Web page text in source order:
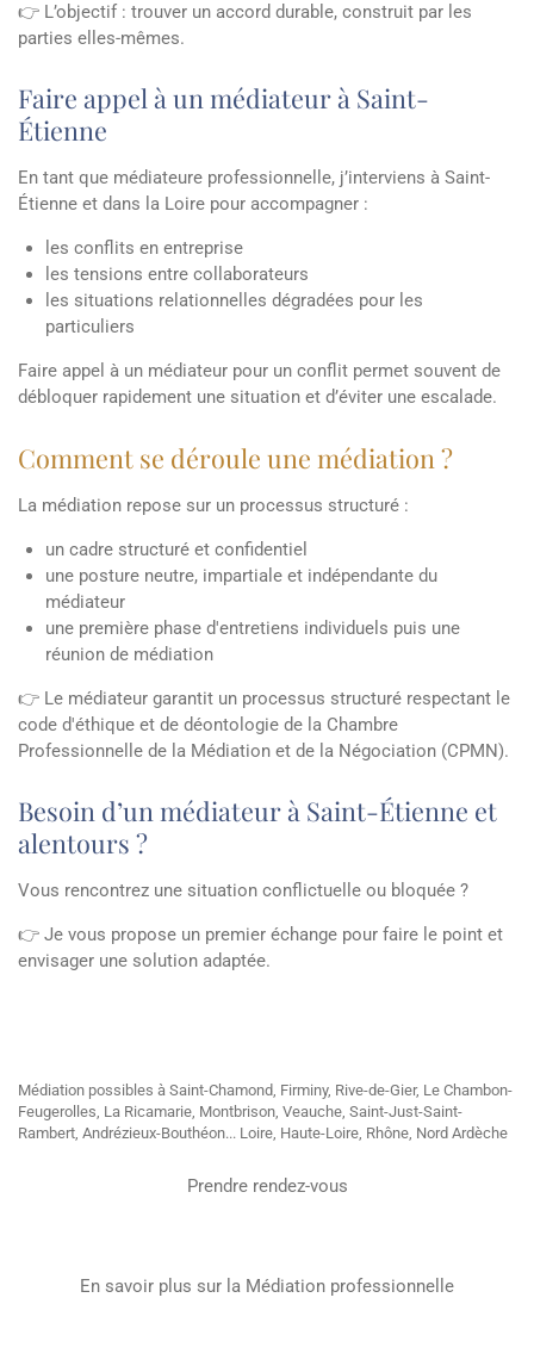
👉 L’objectif : trouver un accord durable, construit par les
parties elles-mêmes.
Faire appel à un médiateur à Saint-
Étienne
En tant que médiateure professionnelle, j’interviens à Saint-
Étienne et dans la Loire pour accompagner :
les conflits en entreprise
les tensions entre collaborateurs
les situations relationnelles dégradées pour les
particuliers
Faire appel à un médiateur pour un conflit permet souvent de
débloquer rapidement une situation et d’éviter une escalade.
Comment se déroule une médiation ?
La médiation repose sur un processus structuré :
un cadre structuré et confidentiel
une posture neutre, impartiale et indépendante du
médiateur
une première phase d'entretiens individuels puis une
réunion de médiation
👉 Le médiateur garantit un processus structuré respectant le
code d'éthique et de déontologie de la Chambre
Professionnelle de la Médiation et de la Négociation (CPMN).
Besoin d’un médiateur à Saint-Étienne et
alentours ?
Vous rencontrez une situation conflictuelle ou bloquée ?
👉 Je vous propose un premier échange pour faire le point et
envisager une solution adaptée.
Médiation possibles à Saint-Chamond, Firminy, Rive-de-Gier, Le Chambon-
Feugerolles, La Ricamarie, Montbrison, Veauche, Saint-Just-Saint-
Rambert, Andrézieux-Bouthéon... Loire, Haute-Loire, Rhône, Nord Ardèche
Prendre rendez-vous
En savoir plus sur la Médiation professionnelle